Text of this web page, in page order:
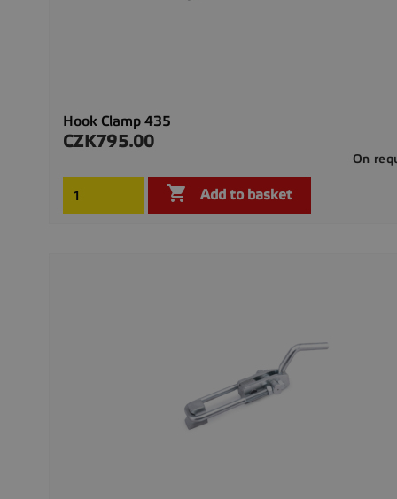
Hook Clamp 435
Price
CZK795.00
On
 Add to basket